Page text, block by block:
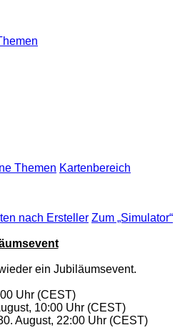
Themen Kartenbereich
nach Ersteller Zum „Simulator“
ein Jubiläumsevent.
Uhr (CEST)
10:00 Uhr (CEST)
August, 22:00 Uhr (CEST)